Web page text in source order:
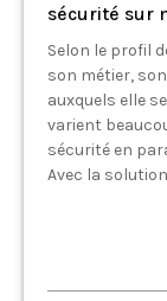
sécurité sur
Selon le profil
son métier,
auxquels elle
varient
sécurité en
Avec la solution